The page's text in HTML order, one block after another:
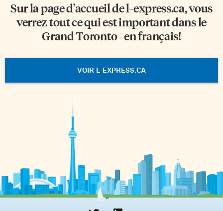
Sur la page d'accueil del-express.ca, vous
verrez tout ce qui est important dans le
Grand Toronto - en français!
VOIR L-EXPRESS.CA